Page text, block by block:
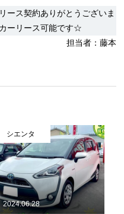
ース契約ありがとうございま
ーリース可能です☆
担当者：藤本
シエンタ
2024.06.28